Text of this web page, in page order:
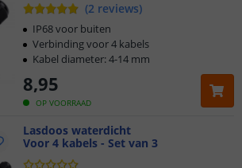
(2 reviews)
OP VOORRAAD
8,95
IP68 voor buiten
Verbinding voor 4 kabels
Kabel diameter: 4-14 mm
Lasdoos waterdicht
Voor 4 kabels - Set van 3